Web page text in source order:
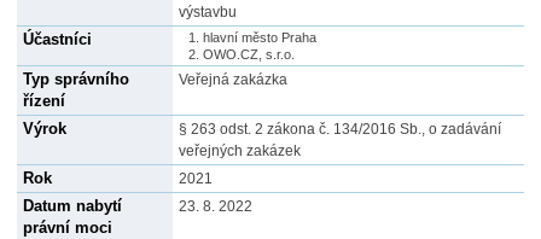
výstavbu
Účastníci
hlavní město Praha
OWO.CZ, s.r.o.
Typ správního
řízení
Veřejná zakázka
Výrok
§ 263 odst. 2 zákona č. 134/2016 Sb., o zadávání
veřejných zakázek
Rok 2021
Datum nabytí
právní moci
23. 8. 2022